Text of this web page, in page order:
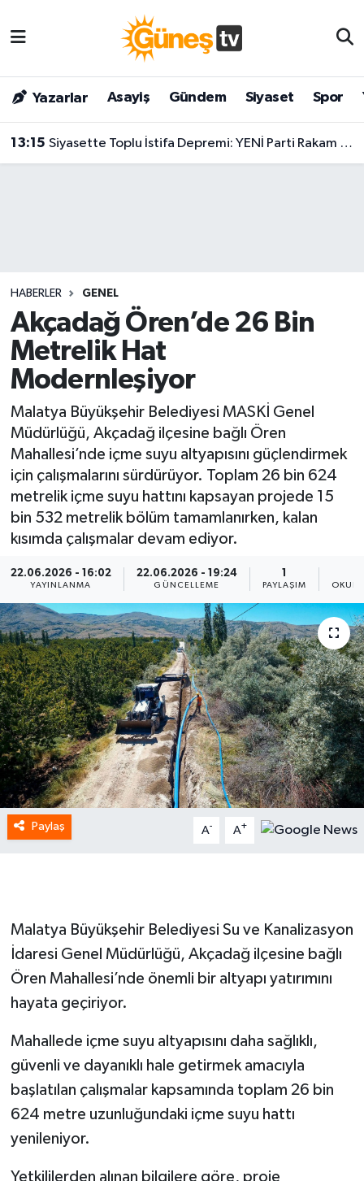
Yazarlar Asayiş Gündem Siyaset Spor
13:15 Siyasette Toplu İstifa Depremi: YENİ Parti Rakam Verdi, Sayı 300'ü Aşıyor!
HABERLER GENEL
Akçadağ Ören’de 26 Bin
Metrelik Hat
Modernleşiyor
Malatya Büyükşehir Belediyesi MASKİ Genel
Müdürlüğü, Akçadağ ilçesine bağlı Ören
Mahallesi’nde içme suyu altyapısını güçlendirmek
için çalışmalarını sürdürüyor. Toplam 26 bin 624
metrelik içme suyu hattını kapsayan projede 15
bin 532 metrelik bölüm tamamlanırken, kalan
kısımda çalışmalar devam ediyor.
22.06.2026 - 16:02
YAYINLANMA
22.06.2026 - 19:24
GÜNCELLEME PAYLAŞIM
Paylaş A- A+
Malatya Büyükşehir Belediyesi Su ve Kanalizasyon
İdaresi Genel Müdürlüğü, Akçadağ ilçesine bağlı
Ören Mahallesi’nde önemli bir altyapı yatırımını
hayata geçiriyor.
Mahallede içme suyu altyapısını daha sağlıklı,
güvenli ve dayanıklı hale getirmek amacıyla
başlatılan çalışmalar kapsamında toplam 26 bin
624 metre uzunluğundaki içme suyu hattı
yenileniyor.
Yetkililerden alınan bilgilere göre, proje
Bilim & Teknoloji
Dünya
Magazin
Siyaset
Spor
Yaşam
Malatya Nöbetçi Eczaneler
Malatya Hava Durumu
Malatya Namaz Vakitleri
Son Dakika Haberleri
Haber Arşivi